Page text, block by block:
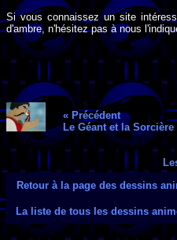
Si vous connaissez un site
d'ambre, n'hésitez pas à nous
« Précédent
Le Géant et la Sorcière
Retour à la page des dessins
La liste de tous les dessins